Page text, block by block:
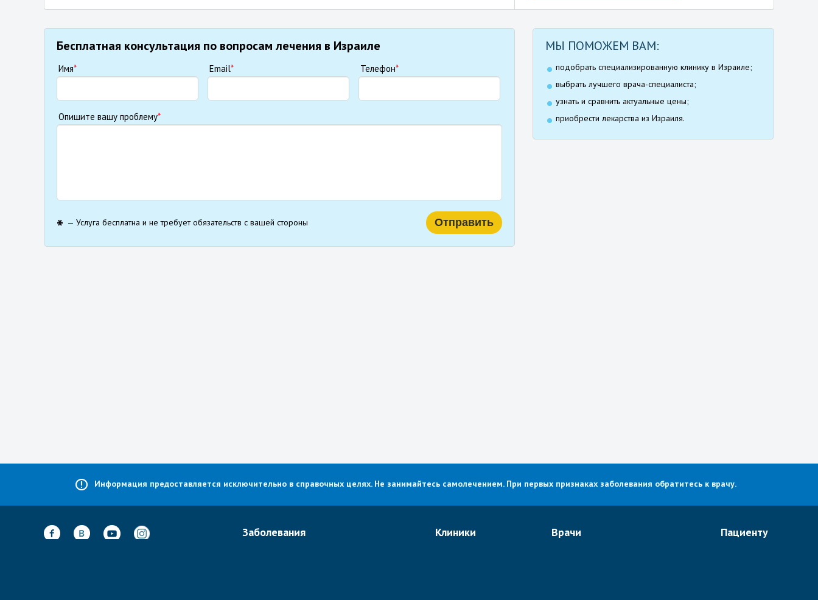
Бесплатная консультация по вопросам лечения в Израиле
Имя* Email* Телефон*
Опишите вашу проблему*
— Услуга бесплатна и не требует обязательств с вашей стороны
МЫ ПОМОЖЕМ ВАМ:
подобрать специализированную клинику в Израиле;
выбрать лучшего врача-специалиста;
узнать и сравнить актуальные цены;
приобрести лекарства из Израиля.
Информация предоставляется исключительно в справочных целях. Не занимайтесь самолечением. При первых признаках заболевания обратитесь к врачу.
Заболевания Клиники Врачи Пациенту